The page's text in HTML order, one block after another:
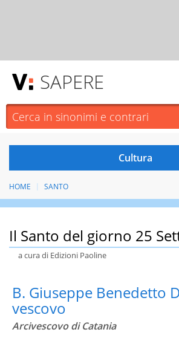
SAPERE
HOME SANTO
Il Santo del giorno 25
a cura di Edizioni Paoline
B. Giuseppe Benedetto
vescovo
Arcivescovo di Catania